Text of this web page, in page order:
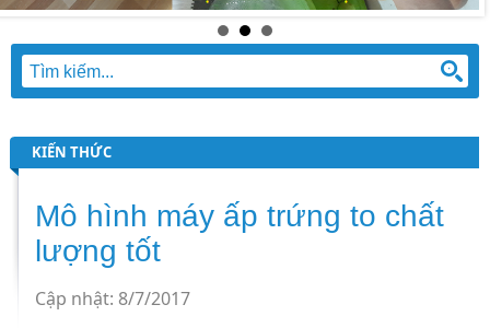
KIẾN THỨC
Mô hình máy ấp trứng to chất
lượng tốt
Cập nhật: 8/7/2017